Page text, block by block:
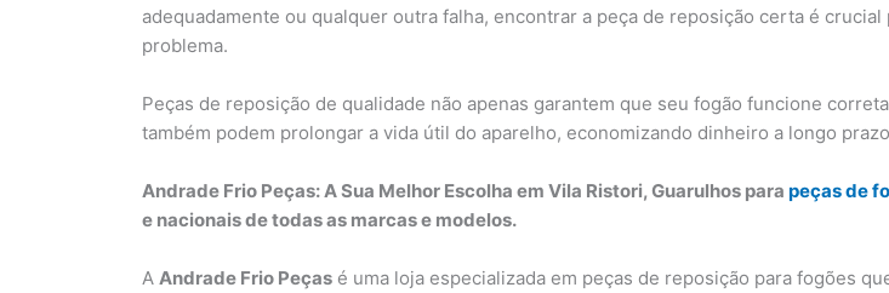
adequadamente ou qualquer outra falha, encontrar a peça de reposição certa é crucial
problema.
Peças de reposição de qualidade não apenas garantem que seu fogão funcione
também podem prolongar a vida útil do aparelho, economizando dinheiro a longo
Andrade Frio Peças: A Sua Melhor Escolha em Vila Ristori, Guarulhos para peças de
e nacionais de todas as marcas e modelos.
A Andrade Frio Peças é uma loja especializada em peças de reposição para fogões